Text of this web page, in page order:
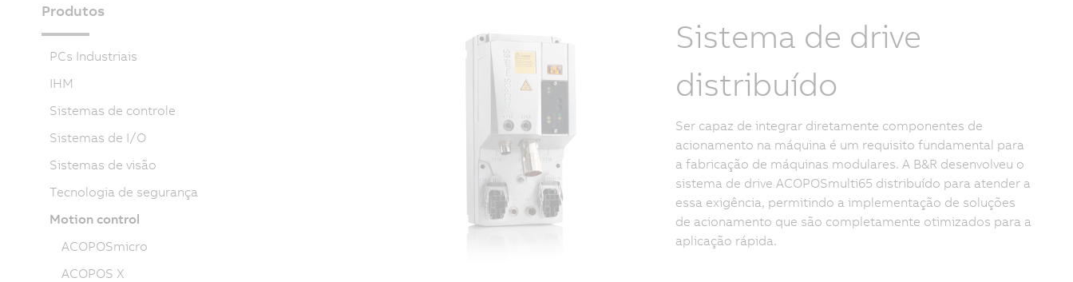
Sistema de drive
distribuído
Ser capaz de integrar diretamente componentes de
acionamento na máquina é um requisito fundamental para
a fabricação de máquinas modulares. A B&R desenvolveu o
sistema de drive ACOPOSmulti65 distribuído para atender a
essa exigência, permitindo a implementação de soluções
de acionamento que são completamente otimizados para a
aplicação rápida.
Produtos
PCs Industriais
IHM
Sistemas de controle
Sistemas de I/O
Sistemas de visão
Tecnologia de segurança
Motion control
ACOPOSmicro
ACOPOS X